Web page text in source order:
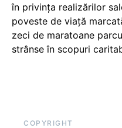
în privința realizărilor
poveste de viață
zeci de maratoane
strânse în scopuri
COPYRIGHT